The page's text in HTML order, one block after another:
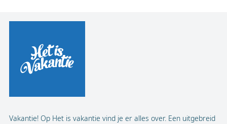
Vakantie! Op Het is vakantie vind je er alles over. Een uitgebreid